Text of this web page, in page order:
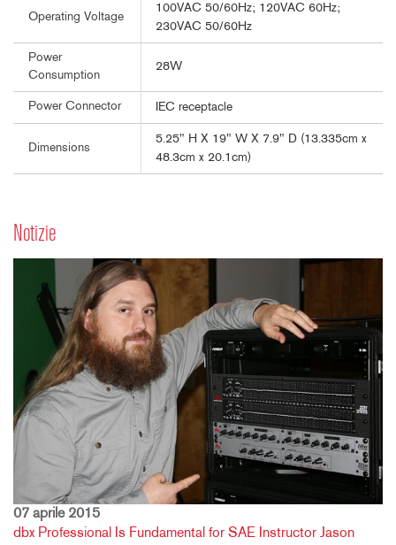
Operating Voltage
100VAC 50/60Hz; 120VAC 60Hz;
230VAC 50/60Hz
Power
Consumption
28W
Power Connector IEC receptacle
Dimensions
5.25" H X 19" W X 7.9" D (13.335cm x
48.3cm x 20.1cm)
Notizie
07 aprile 2015
dbx Professional Is Fundamental for SAE Instructor Jason